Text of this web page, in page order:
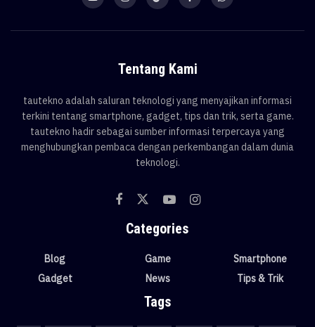
Tentang Kami
tautekno adalah saluran teknologi yang menyajikan informasi
terkini tentang smartphone, gadget, tips dan trik, serta game.
tautekno hadir sebagai sumber informasi terpercaya yang
menghubungkan pembaca dengan perkembangan dalam dunia
teknologi.
Categories
Blog
Gadget
Game
News
Smartphone
Tips & Trik
Tags